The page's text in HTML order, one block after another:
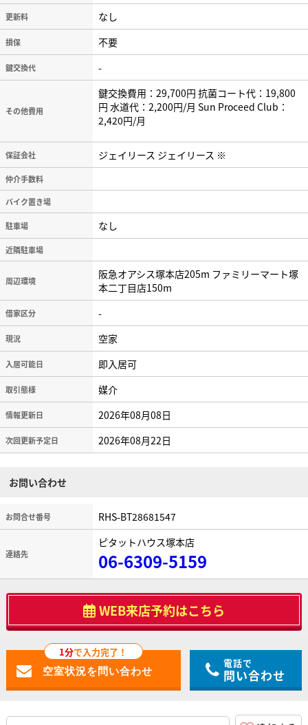
更新料 なし
損保 不要
鍵交換代 -
その他費用
鍵交換費用：29,700円 抗菌コート代：19,800
円 水道代：2,200円/月 Sun Proceed Club：
2,420円/月
保証会社 ジェイリース ジェイリース ※
仲介手数料
バイク置き場
駐車場 なし
近隣駐車場
周辺環境
阪急オアシス塚本店205m ファミリーマート塚
本二丁目店150m
借家区分 -
現況 空家
入居可能日 即入居可
取引態様 媒介
情報更新日 2026年08月08日
次回更新予定日 2026年08月22日
お問い合わせ
お問合せ番号 RHS-BT28681547
連絡先
ピタットハウス塚本店
06-6309-5159
WEB来店予約はこちら
1分で入力完了！
電話で
問い合わせ